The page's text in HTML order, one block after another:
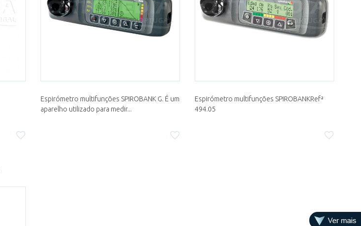
Espirómetro multifunções SPIROBANK G. É um
aparelho utilizado para medir...
Espirómetro multifunções SPIROBANKRefª
494.05